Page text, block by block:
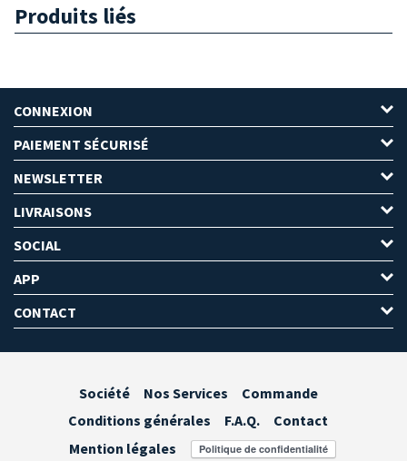
Produits liés
CONNEXION
PAIEMENT SÉCURISÉ
NEWSLETTER
LIVRAISONS
SOCIAL
APP
CONTACT
Société Nos Services
Commande
Conditions générales
F.A.Q.
Contact
Mention légales